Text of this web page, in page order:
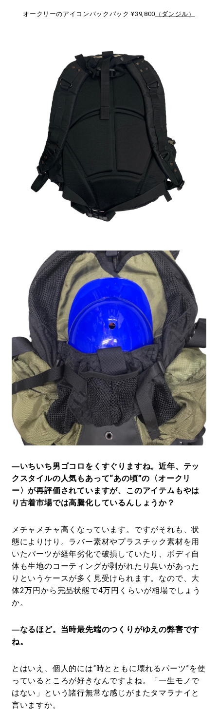
オークリーのアイコンバックパック ¥39,800 （ダンジル）
―いちいち男ゴコロをくすぐりますね。近年、テッ
クスタイルの人気もあって“あの頃”の〈オークリ
ー〉が再評価されていますが、このアイテムもやは
り古着市場では高騰化しているんしょうか？
メチャメチャ高くなっています。ですがそれも、状
態によりけり。ラバー素材やプラスチック素材を用
いたパーツが経年劣化で破損していたり、ボディ自
体も生地のコーティングが剥がれたり臭いがあった
りというケースが多く見受けられます。なので、大
体2万円から完品状態で4万円くらいが相場でしょう
か。
―なるほど。当時最先端のつくりがゆえの弊害です
ね。
とはいえ、個人的には“時とともに壊れるパーツ”を使
っているところが好きなんですよね。「一生モノで
はない」という諸行無常な感じがまたタマラナイと
言いますか。